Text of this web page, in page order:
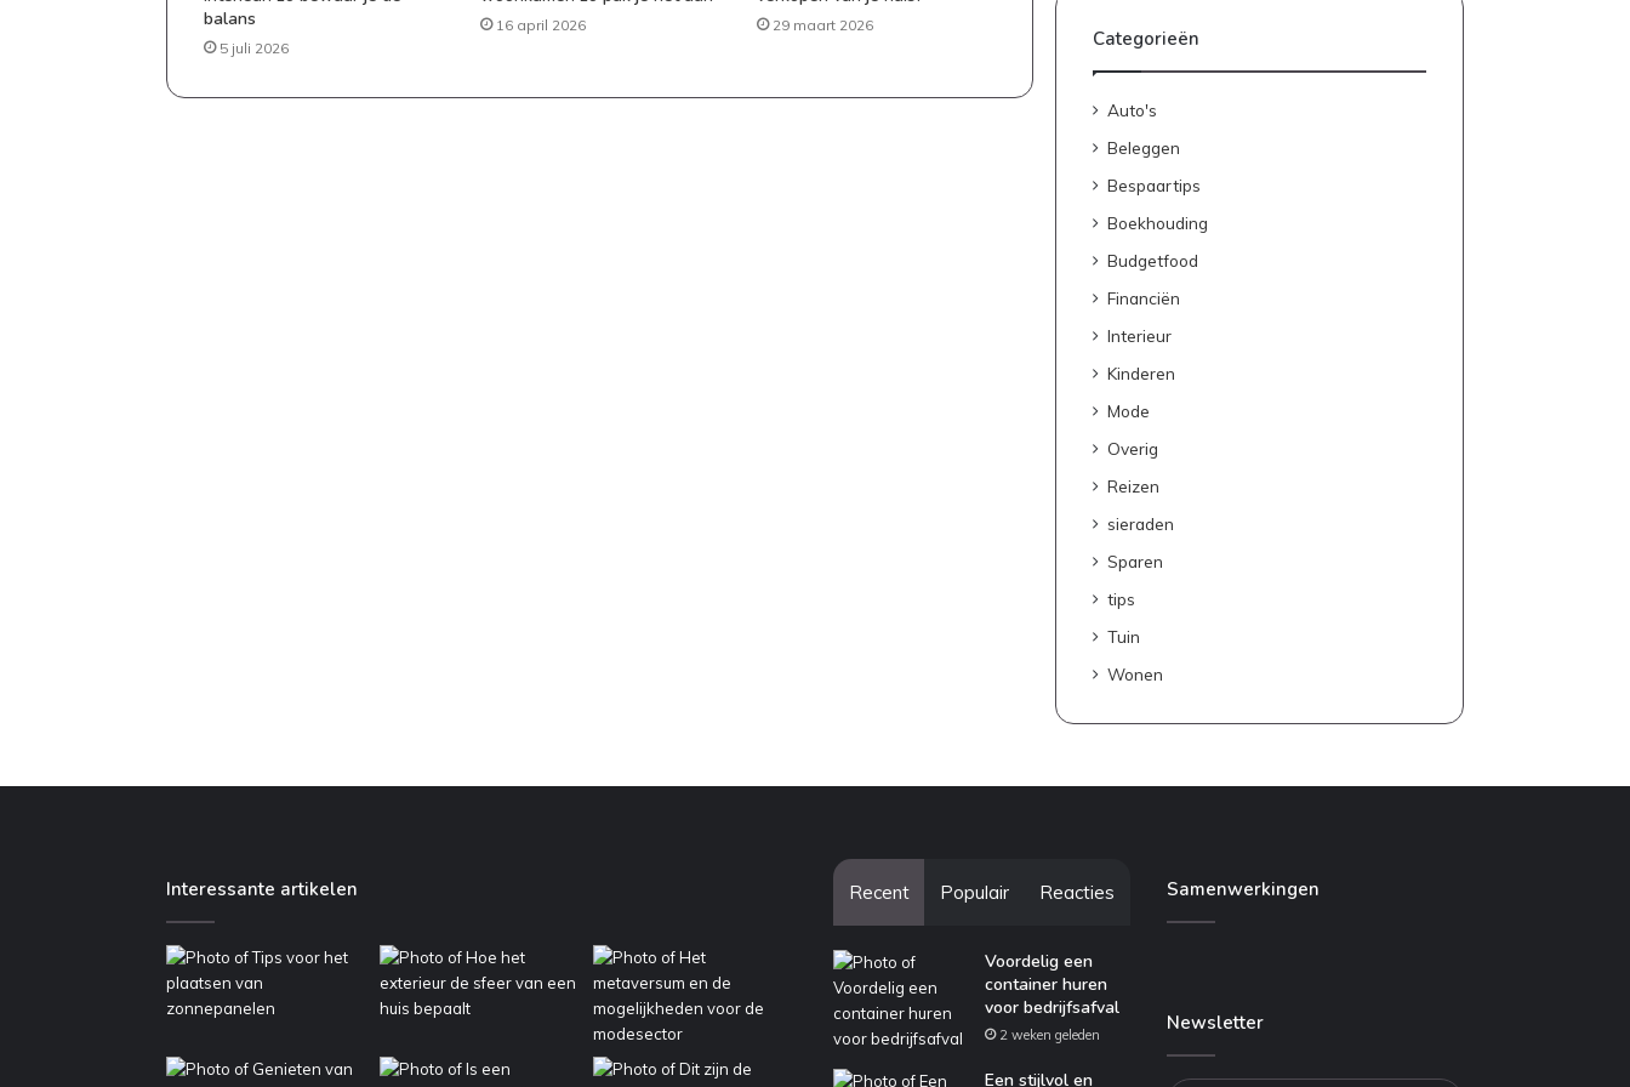
balans
5 juli 2026
16 april 2026 29 maart 2026
Categorieën
Auto's
Beleggen
Bespaartips
Boekhouding
Budgetfood
Financiën
Interieur
Kinderen
Mode
Overig
Reizen
sieraden
Sparen
tips
Tuin
Wonen
Interessante artikelen Recent Populair Reacties
Voordelig een
container huren
voor bedrijfsafval
2 weken geleden
Een stijlvol en
Samenwerkingen
Newsletter